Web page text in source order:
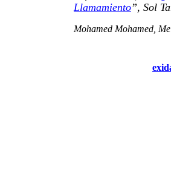
Llamamiento”, Sol
Mohamed Mohamed,